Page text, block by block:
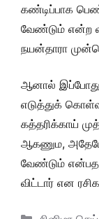
கண்டிப்பாக
வேண்டும் என்ற
நயன்தாரா
ஆனால் இப்போது
எடுத்துக்
கத்தரிக்காய்
ஆகணும,
வேண்டும்
விட்டார் என